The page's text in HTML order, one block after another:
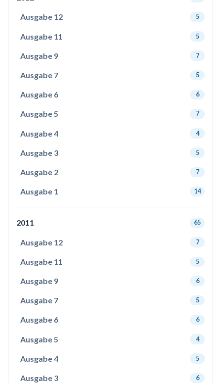
Ausgabe 12 5
Ausgabe 11 5
Ausgabe 9 7
Ausgabe 7 5
Ausgabe 6 6
Ausgabe 5 7
Ausgabe 4 4
Ausgabe 3 5
Ausgabe 2 7
Ausgabe 1 14
2011 65
Ausgabe 12 7
Ausgabe 11 5
Ausgabe 9 6
Ausgabe 7 5
Ausgabe 6 6
Ausgabe 5 4
Ausgabe 4 5
Ausgabe 3 6